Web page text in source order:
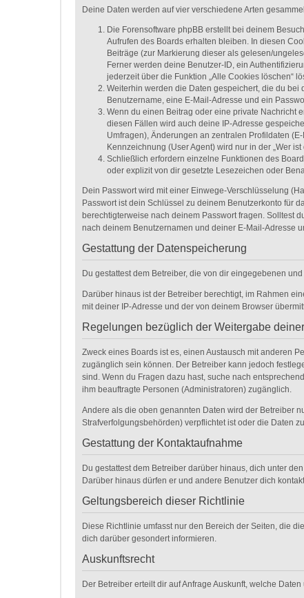
Deine Daten werden auf vier verschiedene Arten
Die Forensoftware phpBB erstellt bei deinem
Aufrufen des Boards erhalten bleiben. In diesen
Beiträge (zur Markierung dieser als gelesen/
Ferner werden deine Benutzer-ID, ein
jederzeit über die Funktion „Alle Cookies löschen“
Weiterhin werden die Daten gespeichert, die du
Benutzername, eine E-Mail-Adresse und ein
Wenn du einen Beitrag oder eine private Nachricht
diesen Fällen wird auch deine IP-Adresse
Umfragen), Änderungen an zentralen Profildaten
Kennzeichnung (User Agent) wird nur in der „Wer
Schließlich erfordern einzelne Funktionen des
oder explizit von dir gesetzte Lesezeichen oder
Dein Passwort wird mit einer Einwege-Verschlüsselung
Passwort ist dein Schlüssel zu deinem Benutzerkonto für
berechtigterweise nach deinem Passwort fragen. Solltest
nach deinem Benutzernamen und deiner E-Mail-Adresse
Gestattung der Datenspeicherung
Du gestattest dem Betreiber, die von dir eingegebenen
Darüber hinaus ist der Betreiber berechtigt, im Rahmen
mit deiner IP-Adresse und der von deinem Browser
Regelungen bezüglich der Weitergabe
Zweck eines Boards ist es, einen Austausch mit anderen
zugänglich sein können. Der Betreiber kann jedoch
sind. Wenn du Fragen dazu hast, suche nach
ihm beauftragte Personen (Administratoren) zugänglich.
Andere als die oben genannten Daten wird der Betreiber
Strafverfolgungsbehörden) verpflichtet ist oder die Daten
Gestattung der Kontaktaufnahme
Du gestattest dem Betreiber darüber hinaus, dich unter
Darüber hinaus dürfen er und andere Benutzer dich
Geltungsbereich dieser Richtlinie
Diese Richtlinie umfasst nur den Bereich der Seiten, die
dich darüber gesondert informieren.
Auskunftsrecht
Der Betreiber erteilt dir auf Anfrage Auskunft, welche